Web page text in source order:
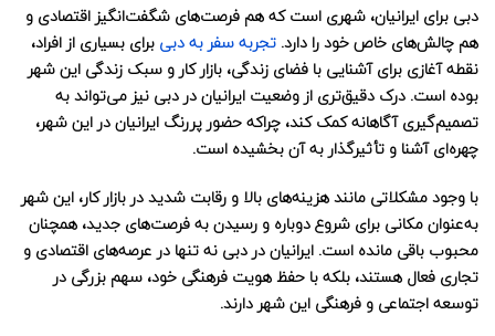
دبی برای ایرانیان، شهری است که هم فرصت‌های شگفت‌انگیز اقتصادی و
هم چالش‌های خاص خود را دارد. تجربه سفر به دبی برای بسیاری از افراد،
نقطه آغازی برای آشنایی با فضای زندگی، بازار کار و سبک زندگی این شهر
بوده است. درک دقیق‌تری از وضعیت ایرانیان در دبی نیز می‌تواند به
تصمیم‌گیری آگاهانه‌ کمک کند، چراکه حضور پررنگ ایرانیان در این شهر،
چهره‌ای آشنا و تأثیرگذار به آن بخشیده است.
با وجود مشکلاتی مانند هزینه‌های بالا و رقابت شدید در بازار کار، این شهر
به‌عنوان مکانی برای شروع دوباره و رسیدن به فرصت‌های جدید، همچنان
محبوب باقی مانده است. ایرانیان در دبی نه تنها در عرصه‌های اقتصادی و
تجاری فعال هستند، بلکه با حفظ هویت فرهنگی خود، سهم بزرگی در
توسعه اجتماعی و فرهنگی این شهر دارند.